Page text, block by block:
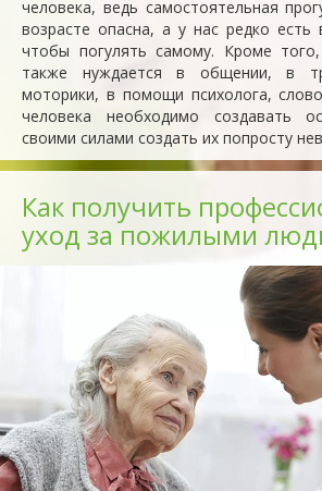
человека, ведь самостоятельная
возрасте опасна, а у нас редко
чтобы погулять самому. Кроме
также нуждается в общении, в
моторики, в помощи психолога,
человека необходимо создавать
своими силами создать их попросту
Как получить
уход за пожилыми